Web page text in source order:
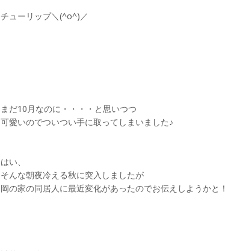
チューリップ＼(^o^)／
まだ10月なのに・・・・と思いつつ
可愛いのでついつい手に取ってしまいました♪
はい、
そんな朝夜冷える秋に突入しましたが
岡の家の同居人に最近変化があったのでお伝えしようかと！